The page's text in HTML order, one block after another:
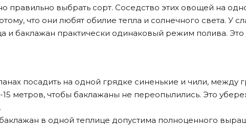
правильно выбрать сорт. Соседство этих овощей на
что они любят обилие тепла и солнечного света. У
и баклажан практически одинаковый режим полива. Это
посадить на одной грядке синенькие и чили, между
15 метров, чтобы баклажаны не переопылились. Это
в одной теплице допустима полноценного